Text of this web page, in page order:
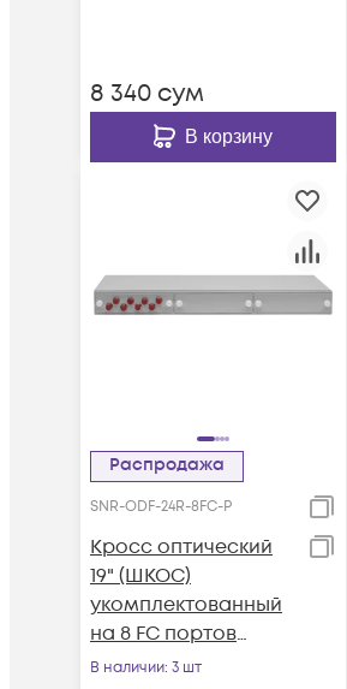
8 340 сум
В корзину
Распродажа
SNR-ODF-24R-8FC-P
Кросс оптический
19" (ШКОС)
укомплектованный
на 8 FC портов
(комплект с
В наличии: 3 шт